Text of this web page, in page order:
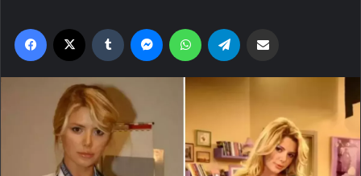
Facebook Tumblr MessengerWhatsApp